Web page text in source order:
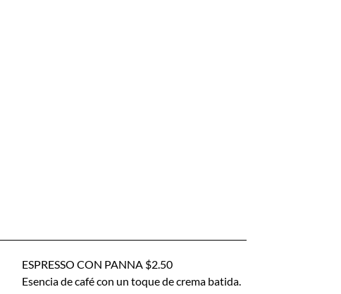
ESPRESSO CON PANNA $2.50
Esencia de café con un toque de crema batida.